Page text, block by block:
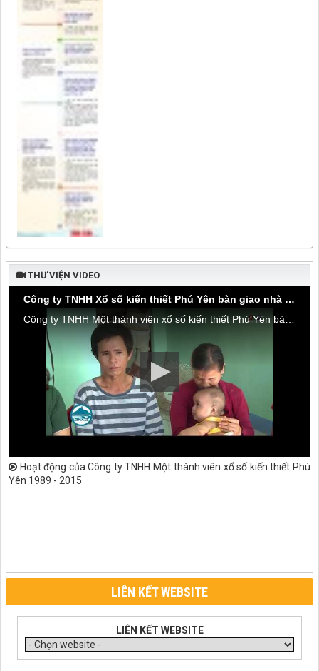
THƯ VIỆN VIDEO
Công ty TNHH Xổ số kiến thiết Phú Yên bàn giao nhà tình thương tại thôn Hòa Đa, xã An Mỹ
Hoạt động của Công ty TNHH Một thành viên xổ số kiến thiết Phú
Yên 1989 - 2015
LIÊN KẾT WEBSITE
LIÊN KẾT WEBSITE